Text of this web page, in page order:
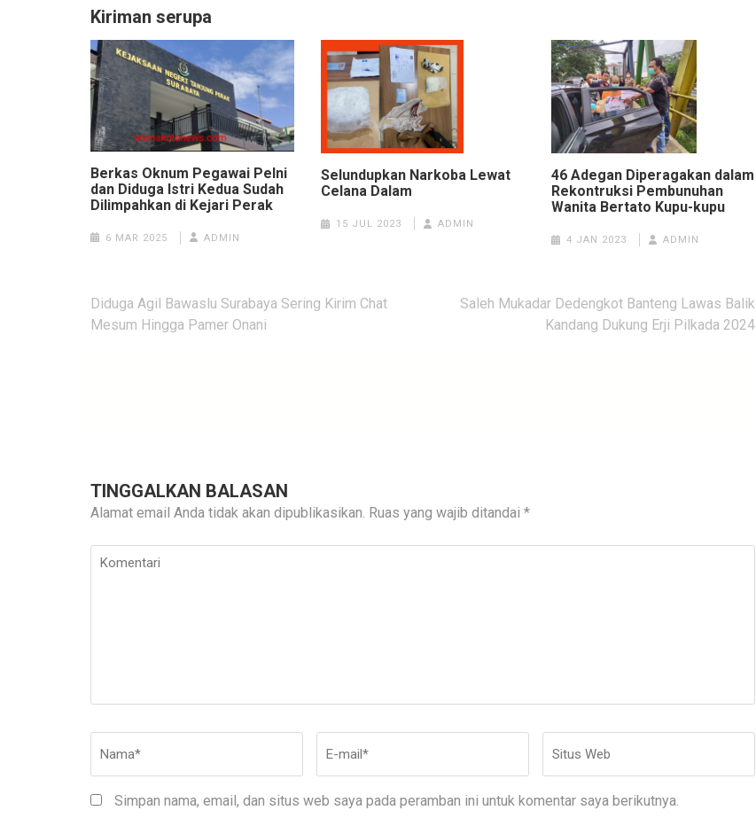
Kiriman serupa
Berkas Oknum Pegawai Pelni
dan Diduga Istri Kedua Sudah
Dilimpahkan di Kejari Perak
6 MAR 2025 ADMIN
Selundupkan Narkoba Lewat
Celana Dalam
15 JUL 2023 ADMIN
46 Adegan Diperagakan dalam
Rekontruksi Pembunuhan
Wanita Bertato Kupu-kupu
4 JAN 2023 ADMIN
Navigasi
pos
Diduga Agil Bawaslu Surabaya Sering Kirim Chat
Mesum Hingga Pamer Onani
Saleh Mukadar Dedengkot Banteng Lawas Balik
Kandang Dukung Erji Pilkada 2024
TINGGALKAN BALASAN
Alamat email Anda tidak akan dipublikasikan. Ruas yang wajib ditandai *
Komentari
mail*
Web
Simpan nama, email, dan situs web saya pada peramban ini untuk komentar saya berikutnya.